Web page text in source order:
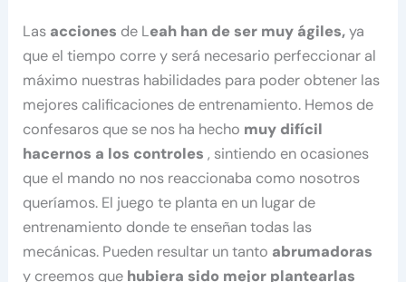
Las acciones de Leah han de ser muy ágiles,ya
que el tiempo corre y será necesario perfeccionar al
máximo nuestras habilidades para poder obtener las
mejores calificaciones de entrenamiento. Hemos de
confesaros que se nos ha hecho muy difícil
hacernos a los controles , sintiendo en ocasiones
que el mando no nos reaccionaba como nosotros
queríamos. El juego te planta en un lugar de
entrenamiento donde te enseñan todas las
mecánicas. Pueden resultar un tanto abrumadoras
y creemos que hubiera sido mejor plantearlas